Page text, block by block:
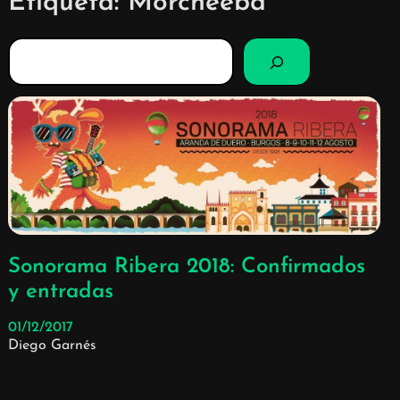
B
u
c
a
r
Sonorama Ribera 2018: Confirmados
y entradas
01/12/2017
Diego Garnés